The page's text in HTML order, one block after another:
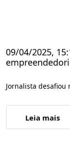
09/04/2025,
Jornalista desafiou
Leia mais